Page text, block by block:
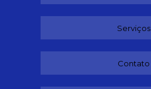
Serviços
Contato